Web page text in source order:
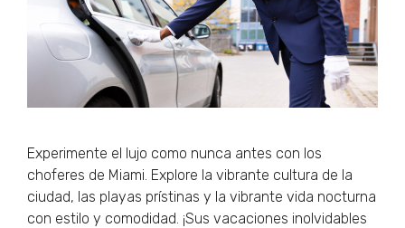
Experimente el lujo como nunca antes con los
choferes de Miami. Explore la vibrante cultura de la
ciudad, las playas prístinas y la vibrante vida nocturna
con estilo y comodidad. ¡Sus vacaciones inolvidables